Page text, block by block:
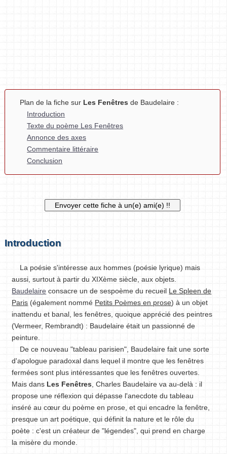
Plan de la fiche sur Les Fenêtres de Baudelaire :
Introduction
Texte du poème Les Fenêtres
Annonce des axes
Commentaire littéraire
Conclusion
Introduction
La poésie s'intéresse aux hommes (poésie lyrique) mais
aussi, surtout à partir du XIXème siècle, aux objets.
Baudelaire consacre un de sespoème du recueil Le Spleen de
Paris (également nommé Petits Poèmes en prose) à un objet
inattendu et banal, les fenêtres, quoique apprécié des peintres
(Vermeer, Rembrandt) : Baudelaire était un passionné de
peinture.
De ce nouveau "tableau parisien", Baudelaire fait une sorte
d'apologue paradoxal dans lequel il montre que les fenêtres
fermées sont plus intéressantes que les fenêtres ouvertes.
Mais dansLes Fenêtres , Charles Baudelaire va au-delà : il
propose une réflexion qui dépasse l'anecdote du tableau
inséré au cœur du poème en prose, et qui encadre la fenêtre,
presque un art poétique, qui définit la nature et le rôle du
poète : c'est un créateur de "légendes", qui prend en charge
la misère du monde.